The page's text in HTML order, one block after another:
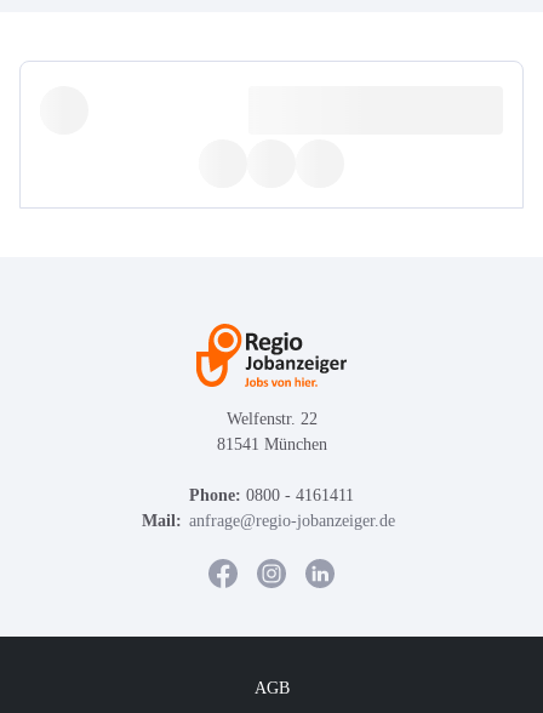
Welfenstr. 22
81541 München
Phone: 0800 - 4161411
Mail: anfrage@regio-jobanzeiger.de
AGB